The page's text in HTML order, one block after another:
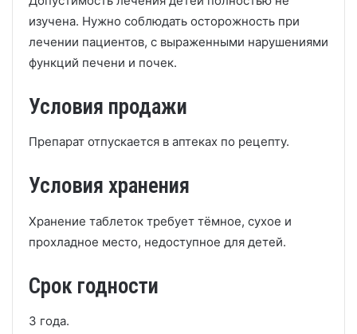
изучена. Нужно соблюдать осторожность при
лечении пациентов, с выраженными нарушениями
функций печени и почек.
Условия продажи
Препарат отпускается в аптеках по рецепту.
Условия хранения
Хранение таблеток требует тёмное, сухое и
прохладное место, недоступное для детей.
Срок годности
3 года.